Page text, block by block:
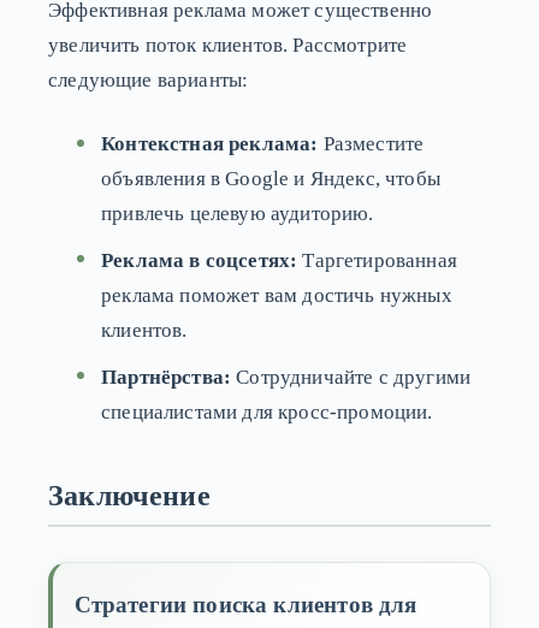
Эффективная реклама может существенно
увеличить поток клиентов. Рассмотрите
следующие варианты:
Контекстная реклама: Разместите
объявления в Google и Яндекс, чтобы
привлечь целевую аудиторию.
Реклама в соцсетях: Таргетированная
реклама поможет вам достичь нужных
клиентов.
Партнёрства: Сотрудничайте с другими
специалистами для кросс-промоции.
Заключение
Стратегии поиска клиентов для